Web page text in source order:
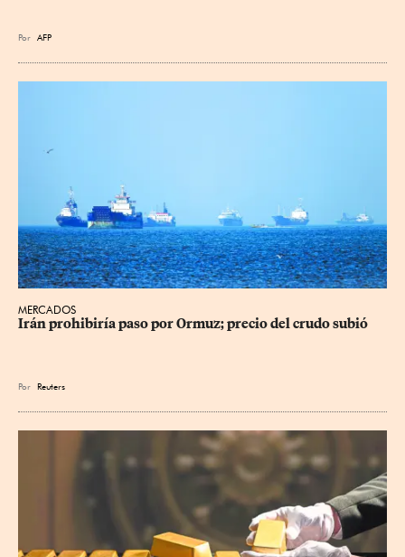
Por AFP
MERCADOS
Irán prohibiría paso por Ormuz; precio del crudo subió
Por Reuters